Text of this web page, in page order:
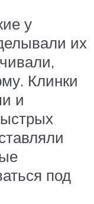
у
их
Клинки
и
под